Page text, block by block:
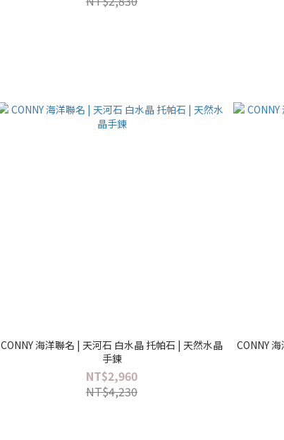
CONNY 海洋聯名 | 天河石 白水晶 托帕石 | 天然水晶
手鍊
NT$2,960
NT$4,230
CONNY